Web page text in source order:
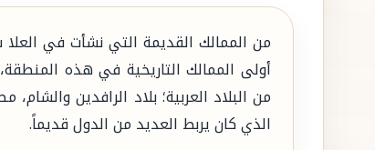
من الممالك القديمة التي نشأت في
أولى الممالك التاريخية في هذه
من البلاد العربية؛ بلاد الرافدين
الذي كان يربط العديد من الدول قديماً.